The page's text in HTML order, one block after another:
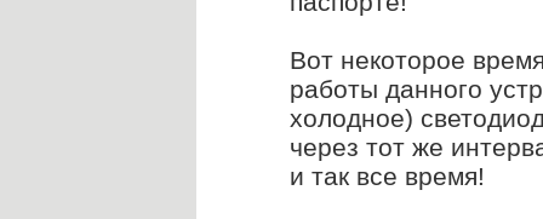
Вот некоторое
работы данного
холодное)
через тот же
и так все время!